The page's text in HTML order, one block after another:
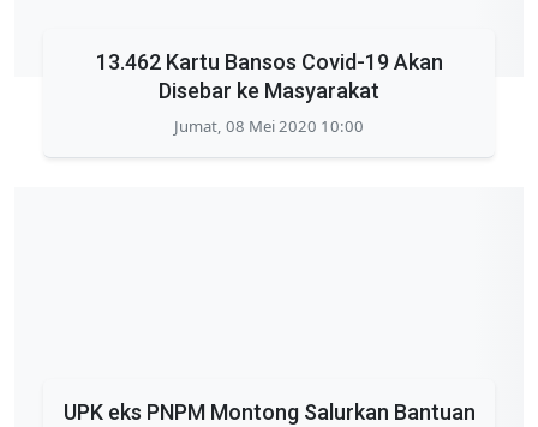
13.462 Kartu Bansos Covid-19 Akan
Disebar ke Masyarakat
Jumat, 08 Mei 2020 10:00
UPK eks PNPM Montong Salurkan Bantuan